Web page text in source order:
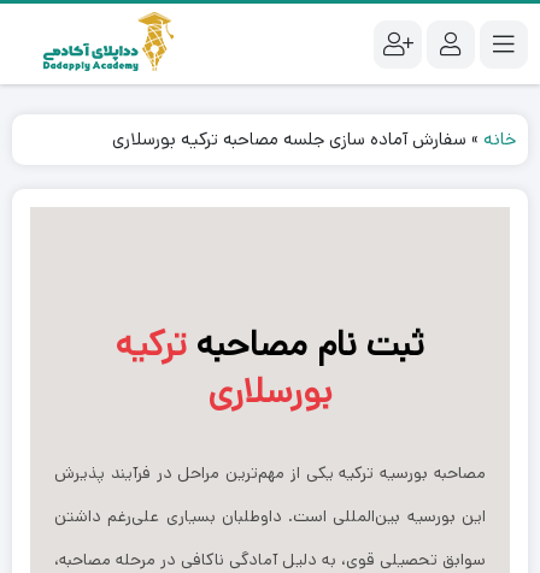
خانه » سفارش آماده سازی جلسه مصاحبه ترکیه بورسلاری
ثبت نام مصاحبه ترکیه
بورسلاری
مصاحبه بورسیه ترکیه یکی از مهم‌ترین مراحل در فرآیند پذیرش
این بورسیه بین‌المللی است. داوطلبان بسیاری علی‌رغم داشتن
سوابق تحصیلی قوی، به دلیل آمادگی ناکافی در مرحله مصاحبه،